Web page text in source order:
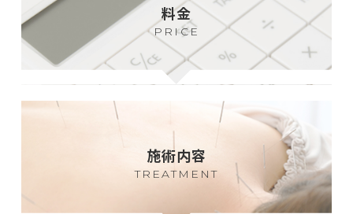
料金
PRICE
施術内容
TREATMENT